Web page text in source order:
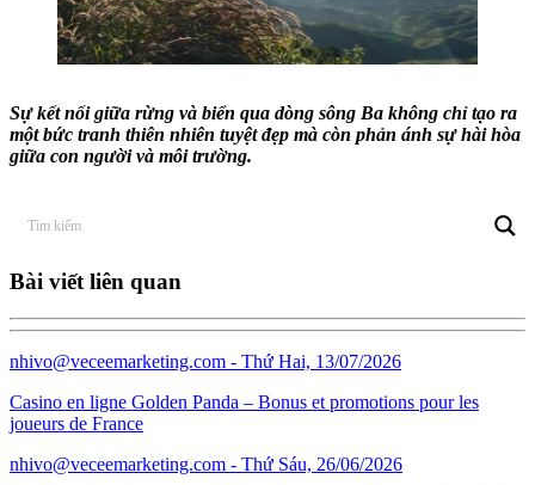
Sự kết nối giữa rừng và biển qua dòng sông Ba không chỉ tạo ra
một bức tranh thiên nhiên tuyệt đẹp mà còn phản ánh sự hài hòa
giữa con người và môi trường.
Bài viết liên quan
nhivo@veceemarketing.com - Thứ Hai, 13/07/2026
Casino en ligne Golden Panda – Bonus et promotions pour les
joueurs de France
nhivo@veceemarketing.com - Thứ Sáu, 26/06/2026